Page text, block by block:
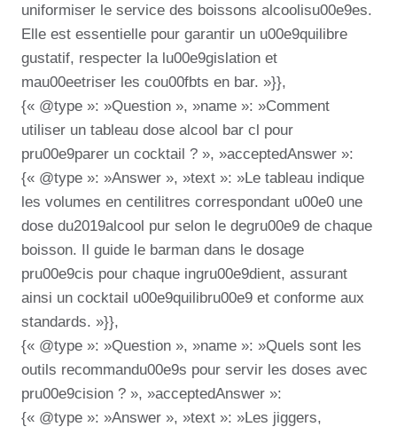
uniformiser le service des boissons alcoolisu00e9es.
Elle est essentielle pour garantir un u00e9quilibre
gustatif, respecter la lu00e9gislation et
mau00eetriser les cou00fbts en bar. »}},
{« @type »: »Question », »name »: »Comment
utiliser un tableau dose alcool bar cl pour
pru00e9parer un cocktail ? », »acceptedAnswer »:
{« @type »: »Answer », »text »: »Le tableau indique
les volumes en centilitres correspondant u00e0 une
dose du2019alcool pur selon le degru00e9 de chaque
boisson. Il guide le barman dans le dosage
pru00e9cis pour chaque ingru00e9dient, assurant
ainsi un cocktail u00e9quilibru00e9 et conforme aux
standards. »}},
{« @type »: »Question », »name »: »Quels sont les
outils recommandu00e9s pour servir les doses avec
pru00e9cision ? », »acceptedAnswer »:
{« @type »: »Answer », »text »: »Les jiggers,